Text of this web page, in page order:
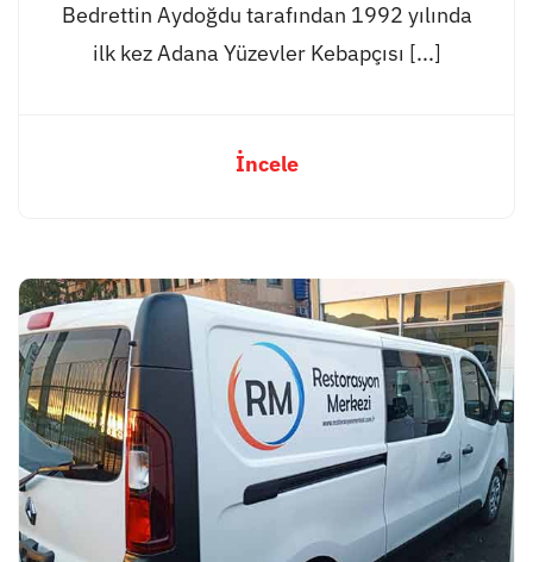
Bedrettin Aydoğdu tarafından 1992 yılında
ilk kez Adana Yüzevler Kebapçısı [...]
İncele